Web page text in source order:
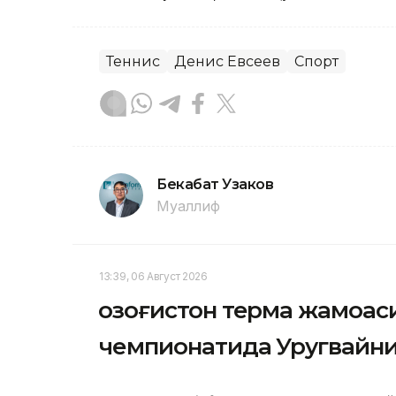
Теннис Денис Евсеев Спорт
Бекабат Узаков
Муаллиф
13:39, 06 Август 2026
Қозоғистон терма
чемпионатида